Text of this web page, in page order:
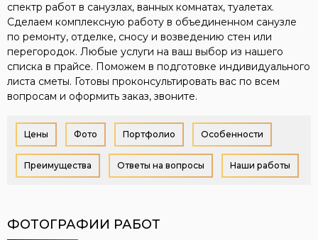
спектр работ в санузлах, ванных комнатах, туалетах.
Сделаем комплексную работу в объединенном санузле
по ремонту, отделке, сносу и возведению стен или
перегородок. Любые услуги на ваш выбор из нашего
списка в прайсе. Поможем в подготовке индивидуального
листа сметы. Готовы проконсультировать вас по всем
вопросам и оформить заказ, звоните.
Цены Фото Портфолио Особенности
Преимущества Ответы на вопросы Наши работы
ФОТОГРАФИИ РАБОТ